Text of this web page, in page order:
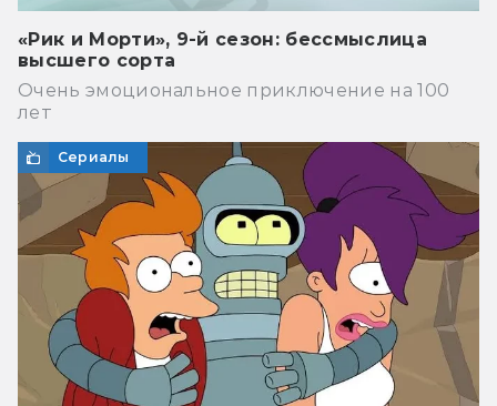
«Рик и Морти», 9-й сезон: бессмыслица
высшего сорта
Очень эмоциональное приключение на 100
лет
Сериалы